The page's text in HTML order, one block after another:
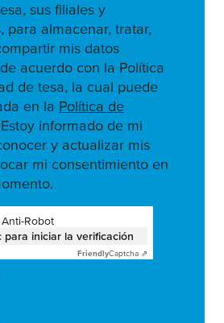
sus filiales y
para almacenar, tratar,
mis datos
acuerdo con la Política
de tesa, la cual puede
en la Política de
informado de mi
y actualizar mis
mi consentimiento en
Robot
para iniciar la verificación
FriendlyCaptcha ⇗